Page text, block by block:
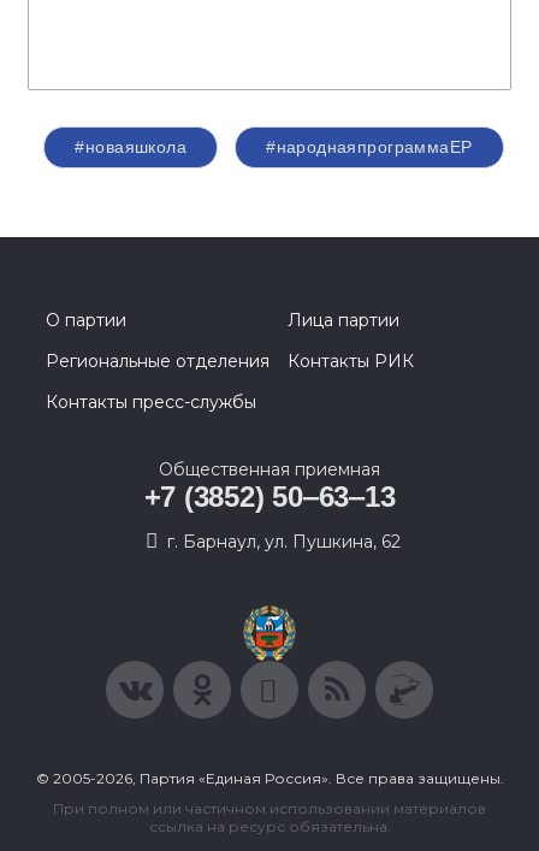
#новаяшкола #народнаяпрограммаЕР
О партии
Лица партии
Региональные отделения
Контакты РИК
Контакты пресс-службы
Общественная приемная
+7 (3852) 50‒63‒13
г. Барнаул, ул. Пушкина, 62
© 2005-2026, Партия «Единая Россия». Все права защищены.
При полном или частичном использовании материалов
ссылка на ресурс обязательна.